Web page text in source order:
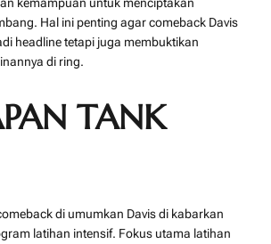
kemampuan untuk menciptakan
Hal ini penting agar comeback Davis
headline tetapi juga membuktikan
di ring.
TANK
di umumkan Davis di kabarkan
latihan intensif. Fokus utama latihan